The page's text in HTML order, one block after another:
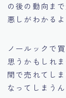
の後の動向ま
悪しがわかる
ノールックで
思うかもしれ
間で売れてし
なってしまうん